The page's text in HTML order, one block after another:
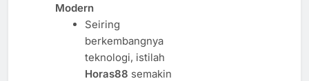
Modern
Seiring
berkembangnya
teknologi, istilah
Horas88 semakin